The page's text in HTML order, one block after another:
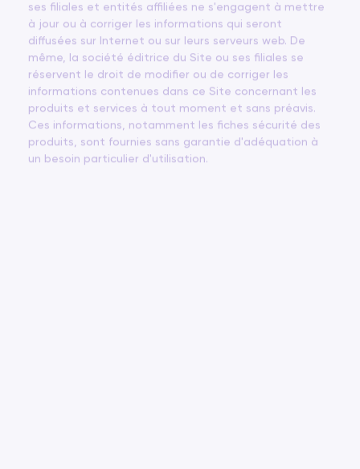
ses filiales et entités affiliées ne s'engagent à mettre
à jour ou à corriger les informations qui seront
diffusées sur Internet ou sur leurs serveurs web. De
même, la société éditrice du Site ou ses filiales se
réservent le droit de modifier ou de corriger les
informations contenues dans ce Site concernant les
produits et services à tout moment et sans préavis.
Ces informations, notamment les fiches sécurité des
produits, sont fournies sans garantie d'adéquation à
un besoin particulier d'utilisation.